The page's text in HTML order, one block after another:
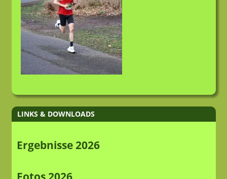
LINKS & DOWNLOADS
Ergebnisse 2026